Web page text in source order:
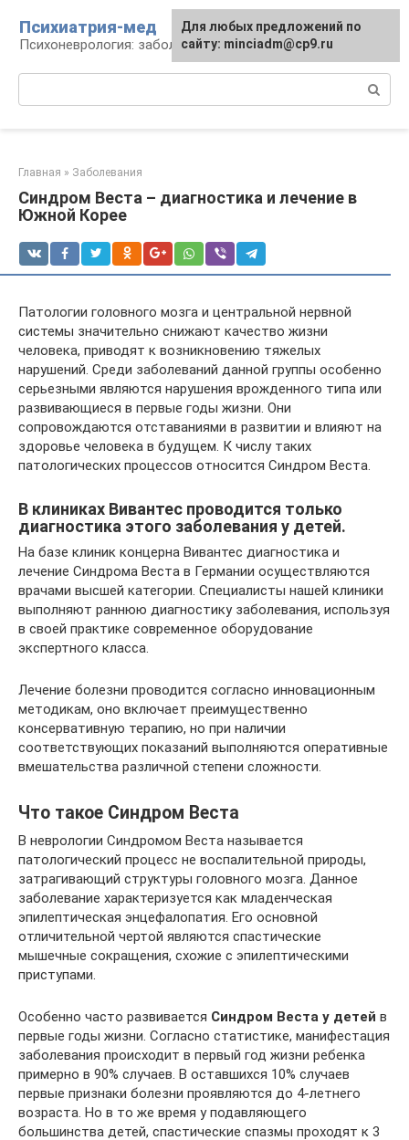
контенту
Психиатрия-мед
Психоневрология: заболевания и терапия
Главная » Заболевания
Синдром Веста – диагностика и лечение в
Южной Корее
Патологии головного мозга и центральной нервной
системы значительно снижают качество жизни
человека, приводят к возникновению тяжелых
нарушений. Среди заболеваний данной группы особенно
серьезными являются нарушения врожденного типа или
развивающиеся в первые годы жизни. Они
сопровождаются отставаниями в развитии и влияют на
здоровье человека в будущем. К числу таких
патологических процессов относится Синдром Веста.
В клиниках Вивантес проводится только
диагностика этого заболевания у детей.
На базе клиник концерна Вивантес диагностика и
лечение Синдрома Веста в Германии осуществляются
врачами высшей категории. Специалисты нашей клиники
выполняют раннюю диагностику заболевания, используя
в своей практике современное оборудование
экспертного класса.
Лечение болезни проводится согласно инновационным
методикам, оно включает преимущественно
консервативную терапию, но при наличии
соответствующих показаний выполняются оперативные
вмешательства различной степени сложности.
Что такое Синдром Веста
В неврологии Синдромом Веста называется
патологический процесс не воспалительной природы,
затрагивающий структуры головного мозга. Данное
заболевание характеризуется как младенческая
эпилептическая энцефалопатия. Его основной
отличительной чертой являются спастические
мышечные сокращения, схожие с эпилептическими
приступами.
Особенно часто развивается Синдром Веста у детей в
первые годы жизни. Согласно статистике, манифестация
заболевания происходит в первый год жизни ребенка
примерно в 90% случаев. В оставшихся 10% случаев
первые признаки болезни проявляются до 4-летнего
возраста. Но в то же время у подавляющего
большинства детей, спастические спазмы проходят к 3
Для любых предложений по
сайту: minciadm@cp9.ru